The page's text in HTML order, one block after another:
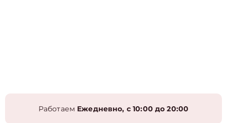
Работаем Ежедневно, с 10:00 до 20:00